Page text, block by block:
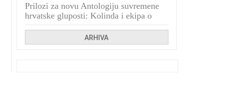
Prilozi za novu Antologiju suvremene
hrvatske gluposti: Kolinda i ekipa o
ARHIVA